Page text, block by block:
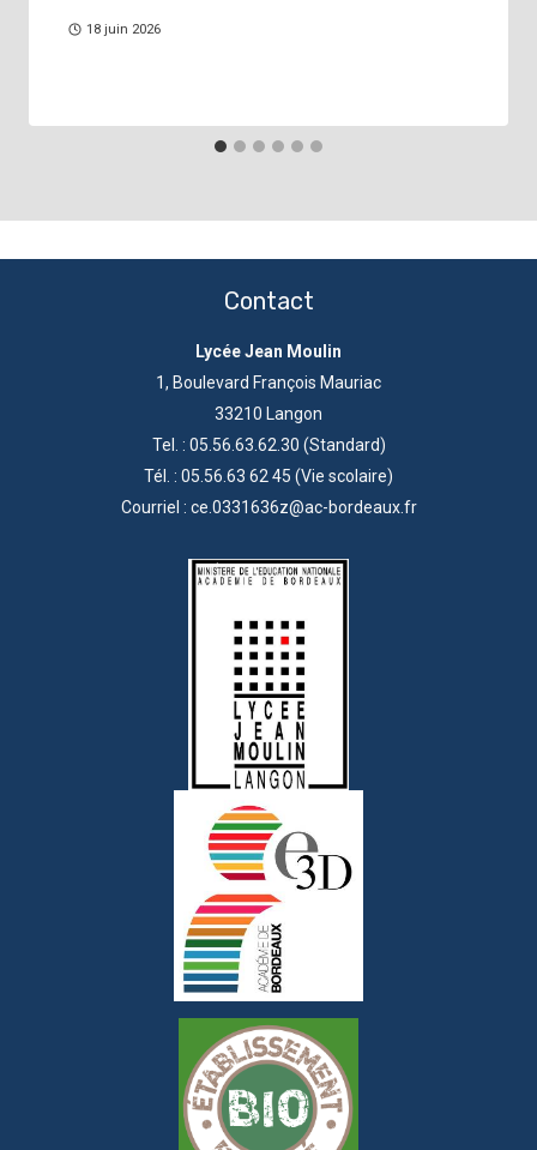
18 juin 2026
Contact
Lycée Jean Moulin
1, Boulevard François Mauriac
33210 Langon
Tel. : 05.56.63.62.30 (Standard)
Tél. : 05.56.63 62 45 (Vie scolaire)
Courriel : ce.0331636z@ac-bordeaux.fr